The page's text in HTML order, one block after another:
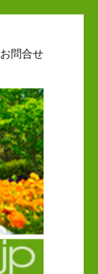
お問合せ